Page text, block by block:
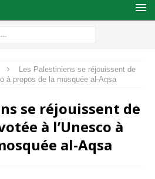
Les Palestiniens se réjouissent de
à propos de la mosquée al-Aqsa
se réjouissent de
à l’Unesco à
al-Aqsa